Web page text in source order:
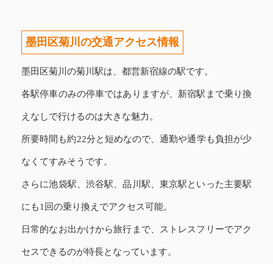
墨田区菊川の交通アクセス情報
墨田区菊川の菊川駅は、都営新宿線の駅です。
各駅停車のみの停車ではありますが、新宿駅まで乗り換
えなしで行けるのは大きな魅力。
所要時間も約22分と短めなので、通勤や通学も負担が少
なくてすみそうです。
さらに池袋駅、渋谷駅、品川駅、東京駅といった主要駅
にも1回の乗り換えでアクセス可能。
日常的なお出かけから旅行まで、ストレスフリーでアク
セスできるのが特長となっています。